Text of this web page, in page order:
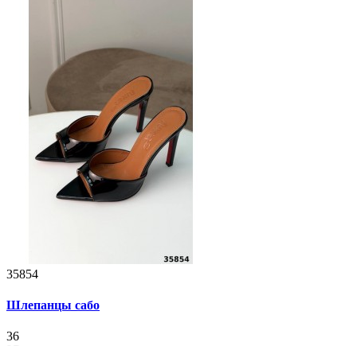
35854
Шлепанцы сабо
36